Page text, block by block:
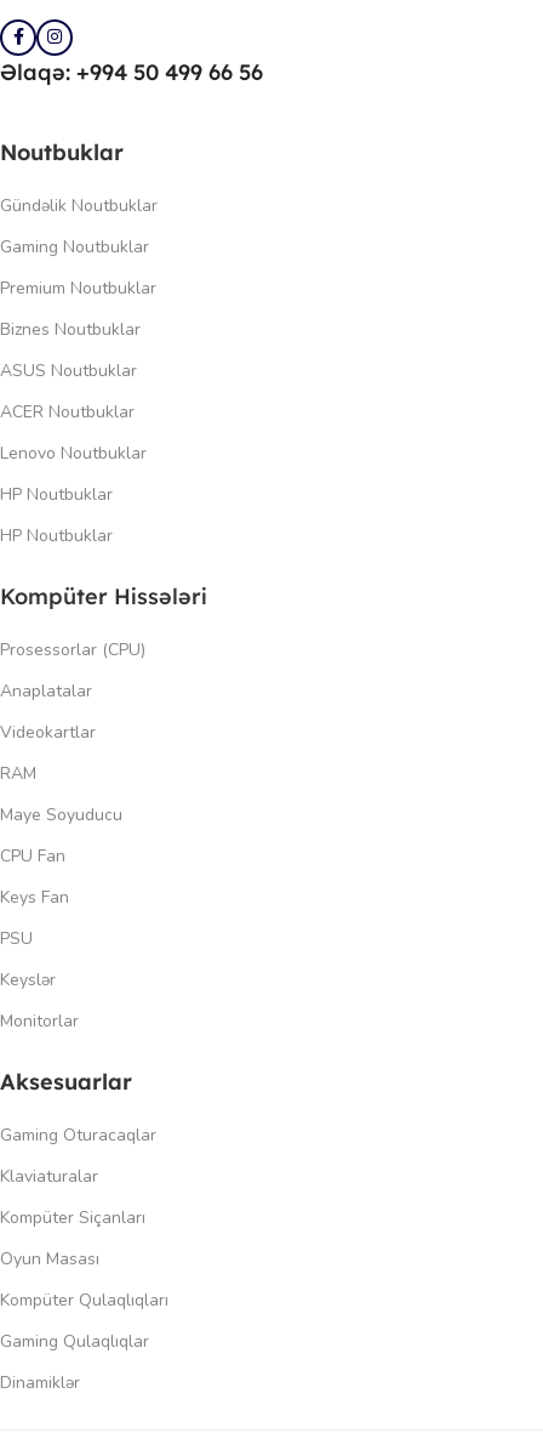
Əlaqə: +994 50 499 66 56
Noutbuklar
Gündəlik Noutbuklar
Gaming Noutbuklar
Premium Noutbuklar
Biznes Noutbuklar
ASUS Noutbuklar
ACER Noutbuklar
Lenovo Noutbuklar
HP Noutbuklar
HP Noutbuklar
Kompüter Hissələri
Prosessorlar (CPU)
Anaplatalar
Videokartlar
RAM
Maye Soyuducu
CPU Fan
Keys Fan
PSU
Keyslər
Monitorlar
Aksesuarlar
Gaming Oturacaqlar
Klaviaturalar
Kompüter Siçanları
Oyun Masası
Kompüter Qulaqlıqları
Gaming Qulaqlıqlar
Dinamiklər